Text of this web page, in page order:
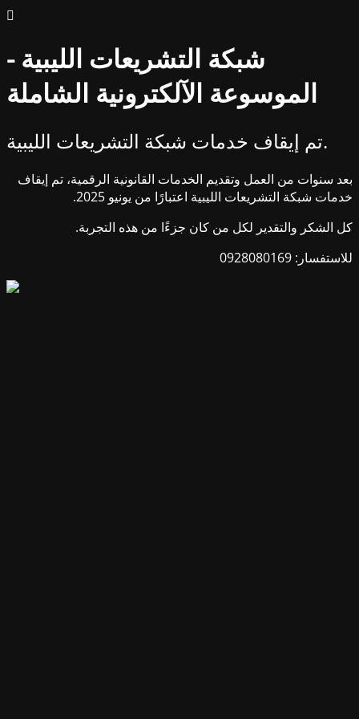
شبكة التشريعات الليبية -
الموسوعة الآلكترونية الشاملة
تم إيقاف خدمات شبكة التشريعات الليبية.
بعد سنوات من العمل وتقديم الخدمات القانونية الرقمية، تم إيقاف
خدمات شبكة التشريعات الليبية اعتبارًا من يونيو 2025.
كل الشكر والتقدير لكل من كان جزءًا من هذه التجربة.
للاستفسار: 0928080169